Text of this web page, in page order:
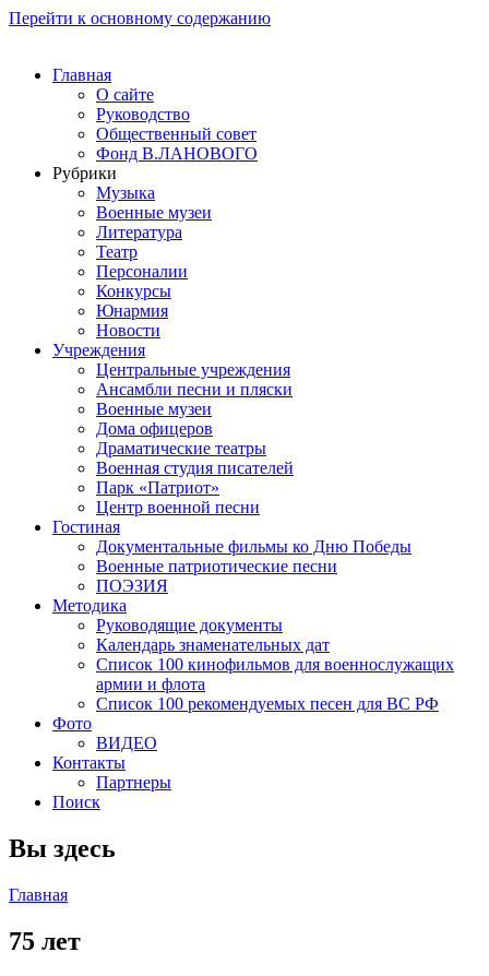
Перейти к основному содержанию
Главная
О сайте
Руководство
Общественный совет
Фонд В.ЛАНОВОГО
Рубрики
Музыка
Военные музеи
Литература
Театр
Персоналии
Конкурсы
Юнармия
Новости
Учреждения
Центральные учреждения
Ансамбли песни и пляски
Военные музеи
Дома офицеров
Драматические театры
Военная студия писателей
Парк «Патриот»
Центр военной песни
Гостиная
Документальные фильмы ко Дню Победы
Военные патриотические песни
ПОЭЗИЯ
Методика
Руководящие документы
Календарь знаменательных дат
Список 100 кинофильмов для военнослужащих
армии и флота
Список 100 рекомендуемых песен для ВС РФ
Фото
ВИДЕО
Контакты
Партнеры
Поиск
Вы здесь
Главная
75 лет